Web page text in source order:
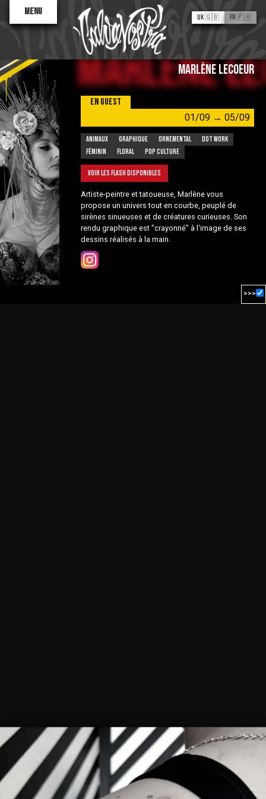
Menu
Valentine
Antoinette
Tatouages Flash
À PROPOS
Le Processus
Trouver un artiste
UK 🇬🇧 FR 🇫🇷
MARLÈNE LECOEUR Marlène Lecoeur
01/09 → 05/09
Animaux Graphique Ornemental
Dot work
Féminin
Floral Pop culture
Voir les flash disponibles
Artiste-peintre et tatoueuse, Marlène vous
propose un univers tout en courbe, peuplé de
sirènes sinueuses et de créatures curieuses. Son
rendu graphique est "crayonné" à l'image de ses
dessins réalisés à la main.